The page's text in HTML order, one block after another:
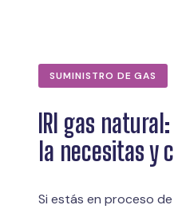
SUMINISTRO DE GAS
IRI gas
la necesitas y
Si estás en proceso